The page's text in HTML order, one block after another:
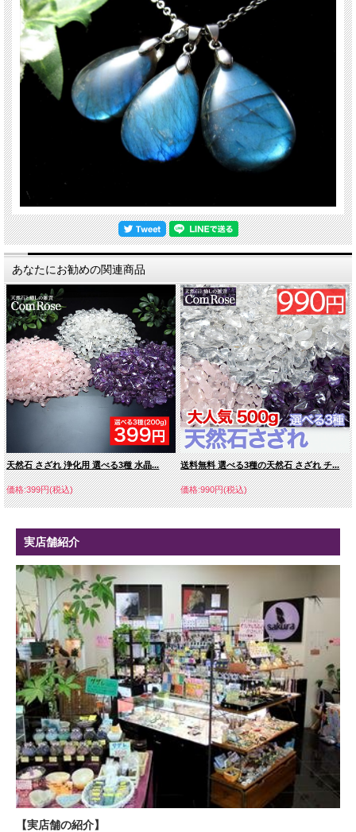
あなたにお勧めの関連商品
天然石 さざれ 浄化用 選べる3種 水晶...
価格:399円(税込)
送料無料 選べる3種の天然石 さざれ チ...
価格:990円(税込)
実店舗紹介
【実店舗の紹介】